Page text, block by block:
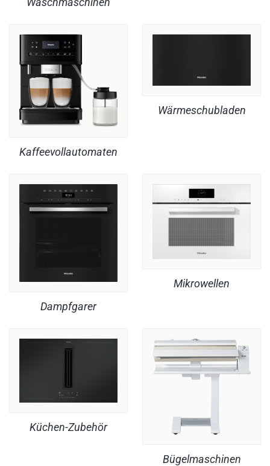
Kaffeevollautomaten
Wärmeschubladen
Dampfgarer
Mikrowellen
Küchen-Zubehör
Bügelmaschinen